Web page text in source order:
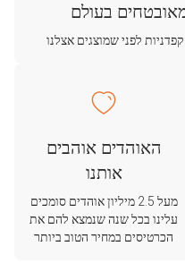
בעולם
לפני שמוצגים אצלנו
האוהדים אוהבים
אותנו
מעל 2.5 מיליון אוהדים סומכים
עלינו בכל שנה שנמצא להם את
הכרטיסים במחיר הטוב ביותר